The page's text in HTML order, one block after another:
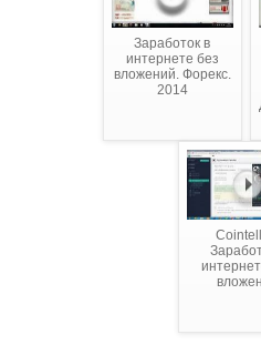
Заработок в
интернете без
вложений. Форекс.
2014